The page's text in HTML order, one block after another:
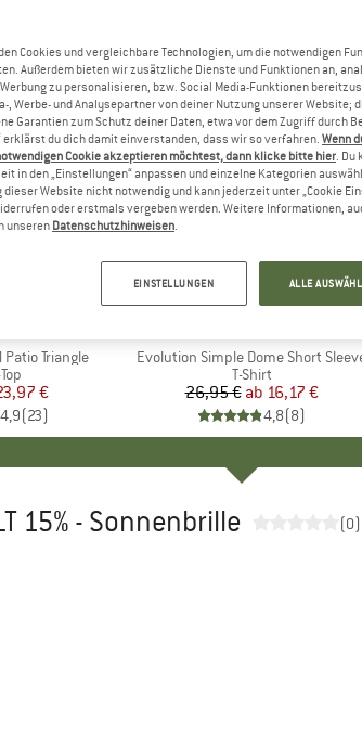
Patio Triangle
Preis
€
4,9(23)
Artikel
Evolution Simple Dome Short
Produktgruppe
T-Shirt
Preis
26,95 € reduzierter Preis
ab 16,17 €
4,8(8)
15% - Sonnenbrille (0)
Cookies und vergleichbare Technologien, um die notwendigen
Außerdem bieten wir zusätzliche Dienste und Funktionen an,
zu personalisieren, bzw. Social Media-Funktionen
, Werbe- und Analysepartner von deiner Nutzung unserer
Garantien zum Schutz deiner Daten, etwa vor dem Zugriff durch
erklärst du dich damit einverstanden, dass wir so verfahren. Wenn
Cookie akzeptieren möchtest, dann klicke bitte hier. Du
in den „Einstellungen“ anpassen und einzelne Kategorien
dieser Website nicht notwendig und kann jederzeit unter „Cookie
oder erstmals vergeben werden. Weitere Informationen,
unseren Datenschutzhinweisen.
EINSTELLUNGEN ALLE